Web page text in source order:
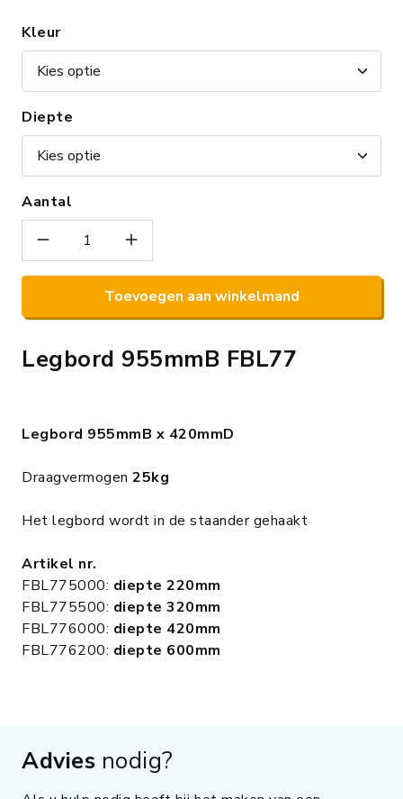
Kleur
Diepte
Aantal
Toevoegen aan winkelmand
Legbord 955mmB FBL77
Legbord 955mmB x 420mmD
Draagvermogen 25kg
Het legbord wordt in de staander gehaakt
Artikel nr.
FBL775000: diepte 220mm
FBL775500: diepte 320mm
FBL776000: diepte 420mm
FBL776200: diepte 600mm
Advies nodig?